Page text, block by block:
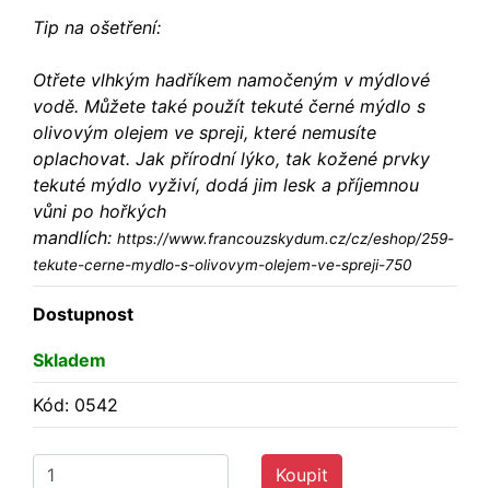
Tip na ošetření:
Otřete vlhkým hadříkem namočeným v mýdlové
vodě. Můžete také použít tekuté černé mýdlo s
olivovým olejem ve spreji, které nemusíte
oplachovat. Jak přírodní lýko, tak kožené prvky
tekuté mýdlo vyživí, dodá jim lesk a příjemnou
vůni po hořkých
mandlích: https://www.francouzskydum.cz/cz/eshop/259-
tekute-cerne-mydlo-s-olivovym-olejem-ve-spreji-750
Dostupnost
Skladem
Kód: 0542
Koupit